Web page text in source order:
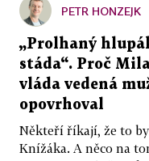
PETR HONZEJK
„Prolhaný
stáda“. Proč
vláda vedená
opovrhoval
Někteří říkají, že to
Knížáka. A něco na